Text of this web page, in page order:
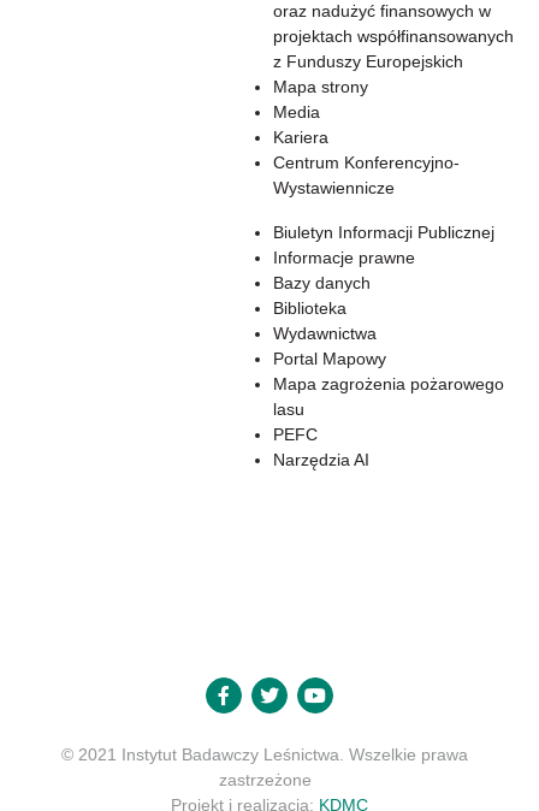
oraz nadużyć finansowych w
projektach współfinansowanych
z Funduszy Europejskich
Mapa strony
Media
Kariera
Centrum Konferencyjno-
Wystawiennicze
Biuletyn Informacji Publicznej
Informacje prawne
Bazy danych
Biblioteka
Wydawnictwa
Portal Mapowy
Mapa zagrożenia pożarowego
lasu
PEFC
Narzędzia AI
© 2021 Instytut Badawczy Leśnictwa. Wszelkie prawa
zastrzeżone
Projekt i realizacja: KDMC